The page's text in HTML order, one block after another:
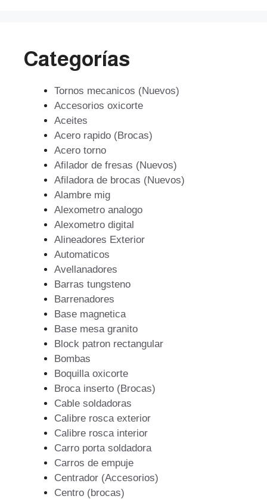
Categorías
Tornos mecanicos (Nuevos)
Accesorios oxicorte
Aceites
Acero rapido (Brocas)
Acero torno
Afilador de fresas (Nuevos)
Afiladora de brocas (Nuevos)
Alambre mig
Alexometro analogo
Alexometro digital
Alineadores Exterior
Automaticos
Avellanadores
Barras tungsteno
Barrenadores
Base magnetica
Base mesa granito
Block patron rectangular
Bombas
Boquilla oxicorte
Broca inserto (Brocas)
Cable soldadoras
Calibre rosca exterior
Calibre rosca interior
Carro porta soldadora
Carros de empuje
Centrador (Accesorios)
Centro (brocas)